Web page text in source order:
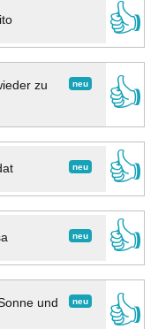
👍
neu
zu
👍
neu
👍
neu
👍
neu
und
👍